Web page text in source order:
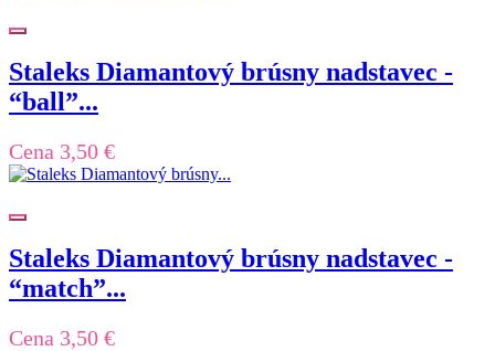
Staleks Diamantový brúsny nadstavec -
“ball”...
Cena 3,50 €
Staleks Diamantový brúsny nadstavec -
“match”...
Cena 3,50 €